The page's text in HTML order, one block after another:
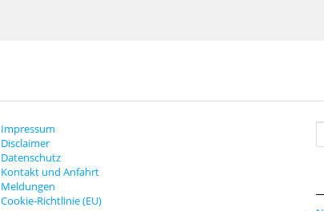
Impressum
Disclaimer
Datenschutz
Kontakt und Anfahrt
Meldungen
Cookie-Richtlinie (EU)
n